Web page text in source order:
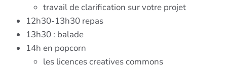
travail de clarification sur votre projet
12h30-13h30 repas
13h30 : balade
14h en popcorn
les licences creatives commons